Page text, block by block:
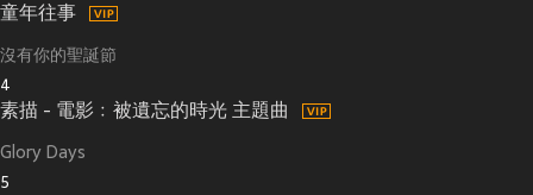
童年往事
沒有你的聖誕節
4
素描 - 電影﹕被遺忘的時光 主題曲
Glory Days
5